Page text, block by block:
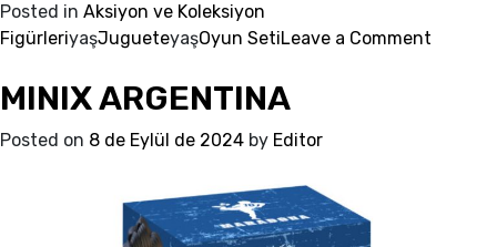
Posted in Aksiyon ve Koleksiyon
FigürleriyaşJugueteyaşOyun SetiLeave a Comment
MINIX ARGENTINA
Posted on 8 de Eylül de 2024 by Editor